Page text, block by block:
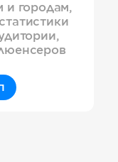
и городам,